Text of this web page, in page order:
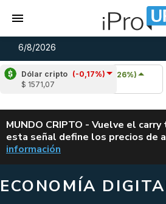
6/8/2026
Dólar cripto (-0,17%)
$ 1571,07
Cardano (6,26%)
u$s 0,20
ALERTA
MUNDO CRIPTO - Vuelve el
esta señal define los precios de
información
ECONOMÍA